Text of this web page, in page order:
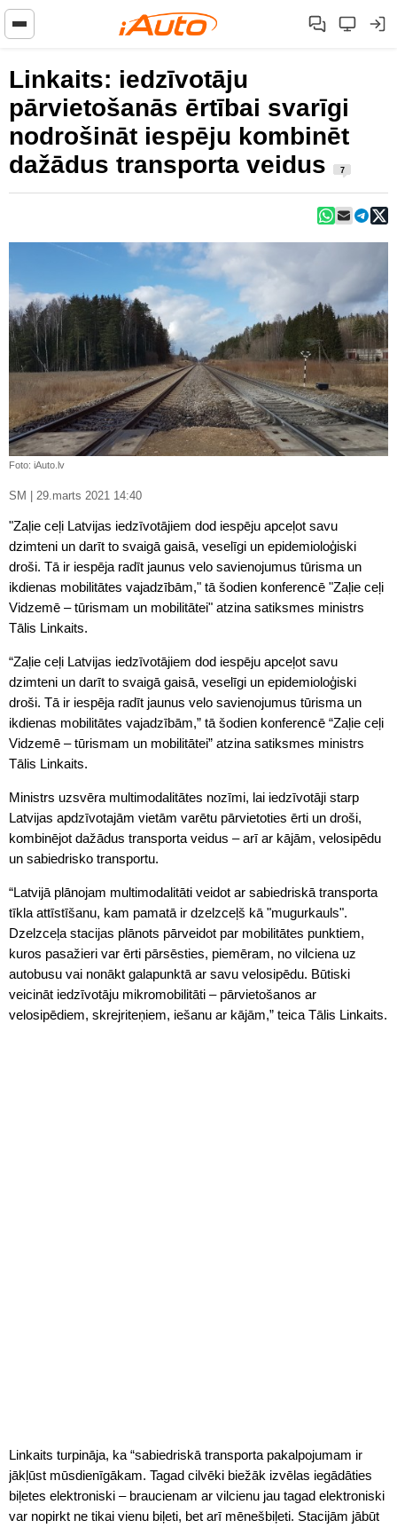
Linkaits: iedzīvotāju
pārvietošanās ērtībai svarīgi
nodrošināt iespēju kombinēt
dažādus transporta veidus
7
Foto: iAuto.lv
SM | 29.marts 2021 14:40
"Zaļie ceļi Latvijas iedzīvotājiem dod iespēju apceļot savu
dzimteni un darīt to svaigā gaisā, veselīgi un epidemioloģiski
droši. Tā ir iespēja radīt jaunus velo savienojumus tūrisma un
ikdienas mobilitātes vajadzībām," tā šodien konferencē "Zaļie ceļi
Vidzemē – tūrismam un mobilitātei" atzina satiksmes ministrs
Tālis Linkaits.
“Zaļie ceļi Latvijas iedzīvotājiem dod iespēju apceļot savu
dzimteni un darīt to svaigā gaisā, veselīgi un epidemioloģiski
droši. Tā ir iespēja radīt jaunus velo savienojumus tūrisma un
ikdienas mobilitātes vajadzībām,” tā šodien konferencē “Zaļie ceļi
Vidzemē – tūrismam un mobilitātei” atzina satiksmes ministrs
Tālis Linkaits.
Ministrs uzsvēra multimodalitātes nozīmi, lai iedzīvotāji starp
Latvijas apdzīvotajām vietām varētu pārvietoties ērti un droši,
kombinējot dažādus transporta veidus – arī ar kājām, velosipēdu
un sabiedrisko transportu.
“Latvijā plānojam multimodalitāti veidot ar sabiedriskā transporta
tīkla attīstīšanu, kam pamatā ir dzelzceļš kā "mugurkauls".
Dzelzceļa stacijas plānots pārveidot par mobilitātes punktiem,
kuros pasažieri var ērti pārsēsties, piemēram, no vilciena uz
autobusu vai nonākt galapunktā ar savu velosipēdu. Būtiski
veicināt iedzīvotāju mikromobilitāti – pārvietošanos ar
velosipēdiem, skrejriteņiem, iešanu ar kājām,” teica Tālis Linkaits.
Linkaits turpināja, ka “sabiedriskā transporta pakalpojumam ir
jākļūst mūsdienīgākam. Tagad cilvēki biežāk izvēlas iegādāties
biļetes elektroniski – braucienam ar vilcienu jau tagad elektroniski
var nopirkt ne tikai vienu biļeti, bet arī mēnešbiļeti. Stacijām jābūt